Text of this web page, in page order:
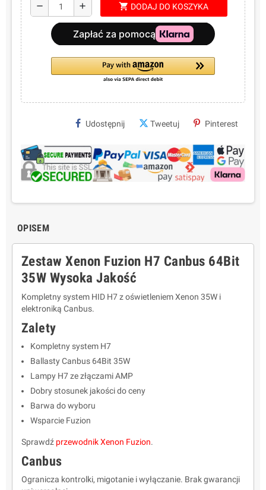
remove add shopping_cart DODAJ DO KOSZYKA
Udostępnij Tweetuj Pinterest
OPISEM
Zestaw Xenon Fuzion H7 Canbus 64Bit
35W Wysoka Jakość
Kompletny system HID H7 z oświetleniem Xenon 35W i
elektroniką Canbus.
Zalety
Kompletny system H7
Ballasty Canbus 64Bit 35W
Lampy H7 ze złączami AMP
Dobry stosunek jakości do ceny
Barwa do wyboru
Wsparcie Fuzion
Sprawdź przewodnik Xenon Fuzion.
Canbus
Ogranicza kontrolki, migotanie i wyłączanie. Brak gwarancji